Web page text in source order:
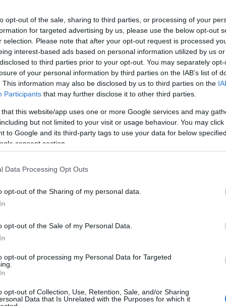
opt-out of the sale, sharing to third parties, or processing of your
for targeted advertising by us, please use the below opt-out
selection. Please note that after your opt-out request is processed
interest-based ads based on personal information utilized by us
to third parties prior to your opt-out. You may separately
of your personal information by third parties on the IAB’s list of
This information may also be disclosed by us to third parties on the
Participants that may further disclose it to other third parties.
that this website/app uses one or more Google services and may
but not limited to your visit or usage behaviour. You may
to Google and its third-party tags to use your data for below
consent section.
Data Processing Opt Outs
opt-out of the Sharing of my personal data.
opt-out of the Sale of my Personal Data.
opt-out of processing my Personal Data for Targeted
opt-out of Collection, Use, Retention, Sale, and/or Sharing
Data that Is Unrelated with the Purposes for which it
of Pi), David O. Russell (Silver Linings Playbook),
of the Southern Wild)
a Golden Globe és a rendező-szakszervezet díjait,
már ha jelölték volna. Hiánya viszont nyílt versenyt
csak egy versenyzőt tudnék kizárni. Benh Zeitlin fiatal,
ilyen kombinációval bearanyozódni, de akkor a filmjének
De még mindig van négy jelöltünk, kapaszkodónk
aki az összes fontos jelölést begyűjtötte, de ezek
harmadik Oscarja szalagcímeket hozna, de idáig
fontos díj (Arany Pálma, az Európai Filmakadémia díja),
(igaz, azt nagyon szerette a szavazótábor). Russell
Harvey Weinstein. Ezt hívják patthelyzetnek, amikor
"go wild"...
Daniel Day-Lewis (Lincoln), Hugh Jackman (Les
Washington (Flight)
Oscarjuk van: Meryl Streep és Jack Nicholson. A
Daniel Day-Lewis csatlakozzon hozzájuk, ráadásul a
főszerepért kapta. Szerintem ezzel nem lesz
valamit a mikrofonba.
bd
dvd (
fun(